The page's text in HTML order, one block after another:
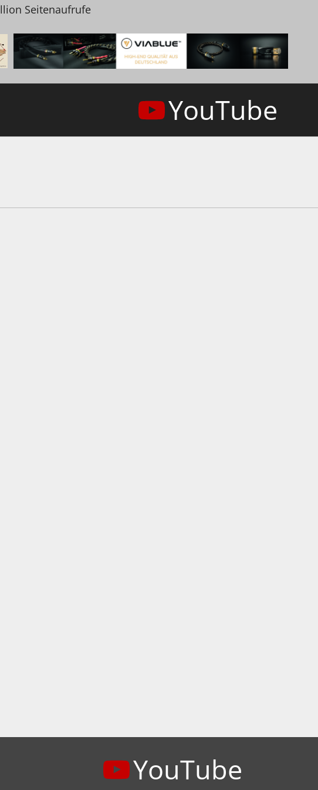
Seitenaufrufe
YouTube
YouTube